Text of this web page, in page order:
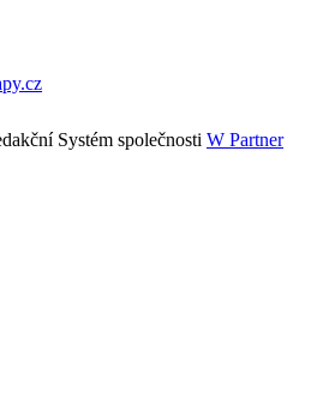
Systém společnosti W Partner